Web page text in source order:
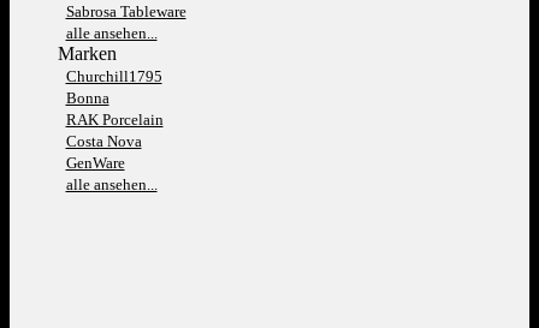
Sabrosa Tableware
alle ansehen...
Marken
Churchill1795
Bonna
RAK Porcelain
Costa Nova
GenWare
alle ansehen...